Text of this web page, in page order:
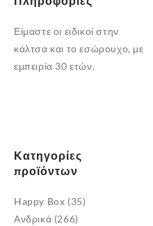
Είμαστε οι ειδικοί στην
κάλτσα και το εσώρουχο, με
εμπειρία 30 ετών.
Κατηγορίες
προϊόντων
Happy Box (35)
Ανδρικά (266)